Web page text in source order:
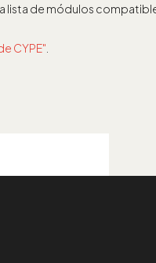
lista de módulos
CYPE"